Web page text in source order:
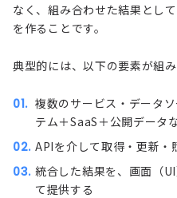
なく、組み合わせた結果とし
を作ることです。
典型的には、以下の要素が組み
複数のサービス・データ
テム＋SaaS ＋公開データ
APIを介して取得・更新・
統合した結果を、画面（
て提供する